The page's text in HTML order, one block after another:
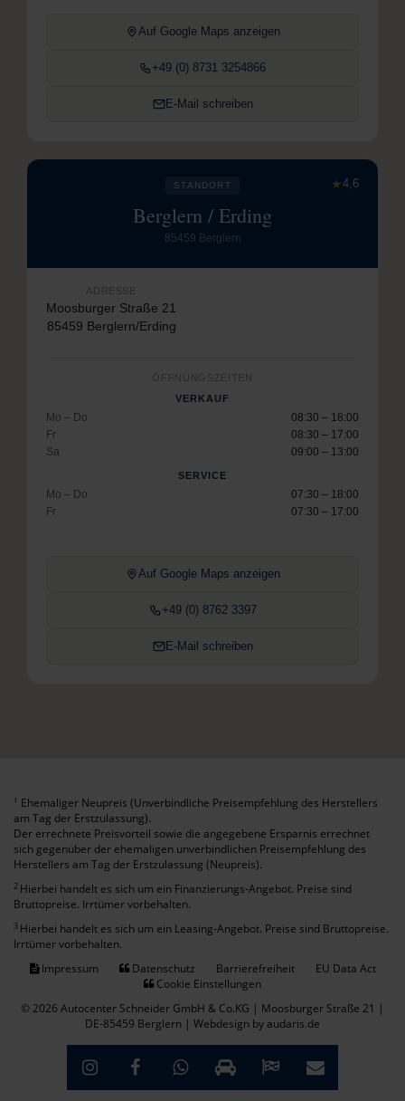
Auf Google Maps anzeigen
+49 (0) 8731 3254866
E-Mail schreiben
★4,6
STANDORT
Berglern / Erding
85459 Berglern
ADRESSE
Moosburger Straße 21
85459 Berglern/Erding
ÖFFNUNGSZEITEN
VERKAUF
Mo – Do
08:30 – 18:00
Fr
08:30 – 17:00
Sa
09:00 – 13:00
SERVICE
Mo – Do
07:30 – 18:00
Fr
07:30 – 17:00
Auf Google Maps anzeigen
+49 (0) 8762 3397
E-Mail schreiben
1 Ehemaliger Neupreis (Unverbindliche Preisempfehlung des Herstellers
am Tag der Erstzulassung).
Der errechnete Preisvorteil sowie die angegebene Ersparnis errechnet
sich gegenüber der ehemaligen unverbindlichen Preisempfehlung des
Herstellers am Tag der Erstzulassung (Neupreis).
2 Hierbei handelt es sich um ein Finanzierungs-Angebot. Preise sind
Bruttopreise. Irrtümer vorbehalten.
3 Hierbei handelt es sich um ein Leasing-Angebot. Preise sind Bruttopreise.
Irrtümer vorbehalten.
Impressum
Datenschutz Barrierefreiheit
EU Data Act
Cookie Einstellungen
© 2026 Autocenter Schneider GmbH & Co.KG | Moosburger Straße 21 |
DE-85459 Berglern | Webdesign by audaris.de